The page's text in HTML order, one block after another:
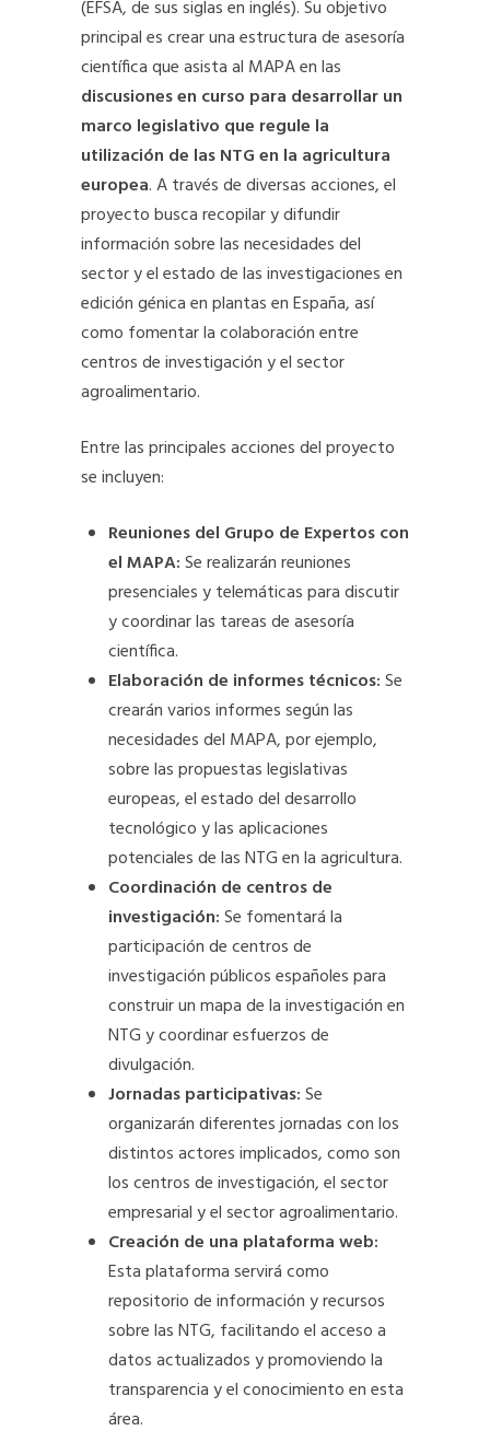
(EFSA, de sus siglas en inglés). Su objetivo
principal es crear una estructura de asesoría
científica que asista al MAPA en las
discusiones en curso para desarrollar un
marco legislativo que regule la
utilización de las NTG en la agricultura
europea. A través de diversas acciones, el
proyecto busca recopilar y difundir
información sobre las necesidades del
sector y el estado de las investigaciones en
edición génica en plantas en España, así
como fomentar la colaboración entre
centros de investigación y el sector
agroalimentario.
Entre las principales acciones del proyecto
se incluyen:
Reuniones del Grupo de Expertos con
el MAPA:Se realizarán reuniones
presenciales y telemáticas para discutir
y coordinar las tareas de asesoría
científica.
Elaboración de informes técnicos:Se
crearán varios informes según las
necesidades del MAPA, por ejemplo,
sobre las propuestas legislativas
europeas, el estado del desarrollo
tecnológico y las aplicaciones
potenciales de las NTG en la agricultura.
Coordinación de centros de
investigación:Se fomentará la
participación de centros de
investigación públicos españoles para
construir un mapa de la investigación en
NTG y coordinar esfuerzos de
divulgación.
Jornadas participativas:Se
organizarán diferentes jornadas con los
distintos actores implicados, como son
los centros de investigación, el sector
empresarial y el sector agroalimentario.
Creación de una plataforma web:
Esta plataforma servirá como
repositorio de información y recursos
sobre las NTG, facilitando el acceso a
datos actualizados y promoviendo la
transparencia y el conocimiento en esta
área.